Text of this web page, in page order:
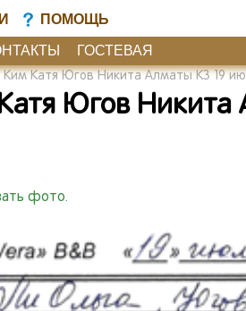
ПОМОЩЬ
ГОСТЕВАЯ
Ким Катя Югов Никита Алматы КЗ 19
Югов Никита
фото.